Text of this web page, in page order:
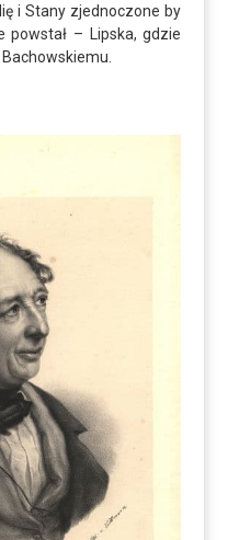
i Stany zjednoczone by
– Lipska, gdzie